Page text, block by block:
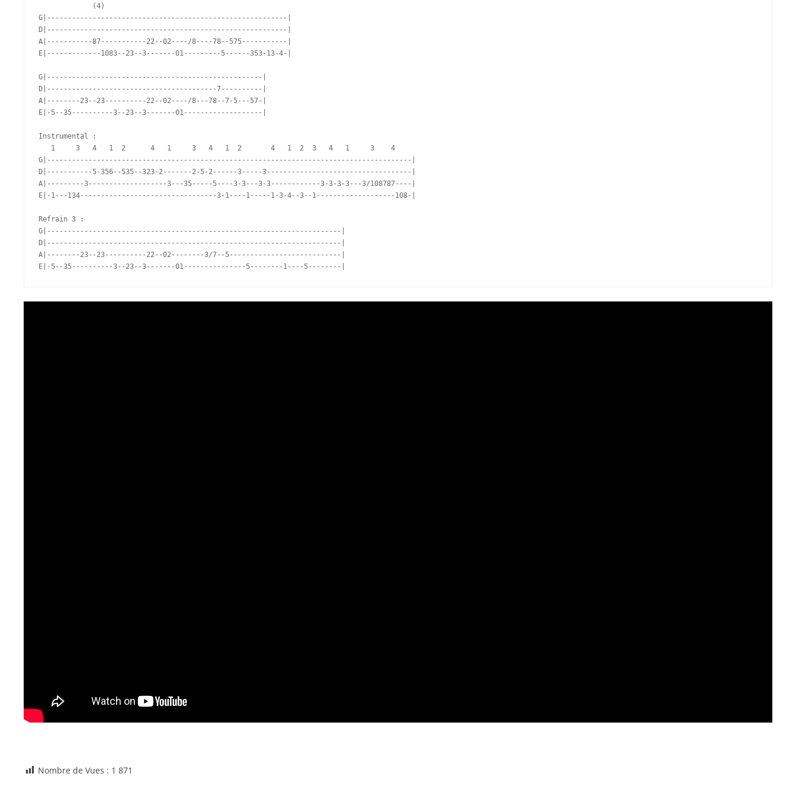
             (4)
G|----------------------------------------------------------|
D|----------------------------------------------------------|
A|-----------87-----------22--02----/8----78--575-----------|
E|-------------1083--23--3-------01---------5------353-13-4-|
G|----------------------------------------------------|
D|-----------------------------------------7----------|
A|--------23--23----------22--02----/8---78--7-5---57-|
E|-5--35----------3--23--3-------01-------------------|
Instrumental :
   1     3   4   1  2      4   1     3   4   1  2       4   1  2  3   4   1     3    4
G|----------------------------------------------------------------------------------------|
D|-----------5-356--535--323-2-------2-5-2------3-----3-----------------------------------|
A|---------3-------------------3---35-----5----3-3---3-3------------3-3-3-3---3/108787----|
E|-1---134---------------------------------3-1----1-----1-3-4--3--1-------------------108-|
Refrain 3 :
G|-----------------------------------------------------------------------|
D|-----------------------------------------------------------------------|
A|--------23--23----------22--02--------3/7--5---------------------------|
Nombre de Vues : 1 871